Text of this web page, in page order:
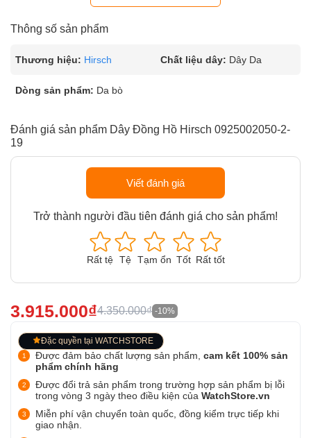
Thông số sản phẩm
Thương hiệu: Hirsch Chất liệu dây: Dây Da
Dòng sản phẩm: Da bò
Đánh giá sản phẩm Dây Đồng Hồ Hirsch 0925002050-2-
19
Viết đánh giá
Trở thành người đầu tiên đánh giá cho sản phẩm!
Rất tệ Tệ Tạm ổn Tốt Rất tốt
3.915.000₫4.350.000₫ -10%
Đặc quyền tại WATCHSTORE
Được đảm bảo chất lượng sản phẩm, cam kết 100% sản
phẩm chính hãng
Được đổi trả sản phẩm trong trường hợp sản phẩm bị lỗi
trong vòng 3 ngày theo điều kiện của WatchStore.vn
Miễn phí vận chuyển toàn quốc, đồng kiểm trực tiếp khi
giao nhận.